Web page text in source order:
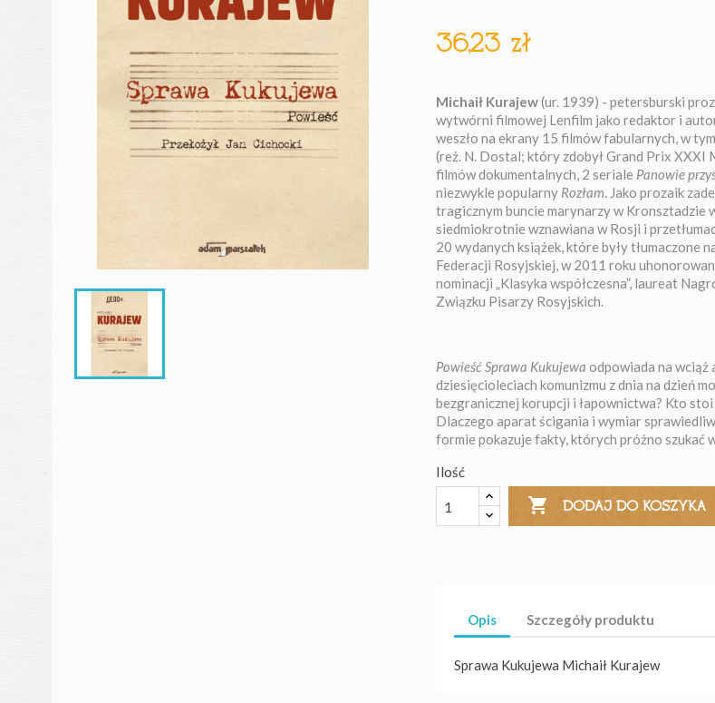
36,23 zł
Michaił Kurajew(ur. 1939) - petersburski
wytwórni filmowej Lenfilm jako redaktor i
weszło na ekrany 15 filmów fabularnych, w
(reż. N. Dostal; który zdobył Grand Prix
filmów dokumentalnych, 2 seriale Panowie
niezwykle popularny Rozłam. Jako prozaik
tragicznym buncie marynarzy w Kronsztadzie
siedmiokrotnie wznawiana w Rosji i
20 wydanych książek, które były tłumaczone
Federacji Rosyjskiej, w 2011 roku
nominacji „Klasyka współczesna”, laureat
Związku Pisarzy Rosyjskich.
Powieść Sprawa Kukujewa odpowiada na wciąż
dziesięcioleciach komunizmu z dnia na dzień
bezgranicznej korupcji i łapownictwa? Kto
Dlaczego aparat ścigania i wymiar
formie pokazuje fakty, których próżno szukać
Ilość
 DODAJ DO KOSZYKA
Opis Szczegóły produktu
Sprawa Kukujewa Michaił Kurajew